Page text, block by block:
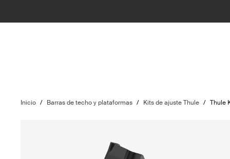
Inicio / Barras de techo y plataformas / Kits de ajuste Thule / Thule